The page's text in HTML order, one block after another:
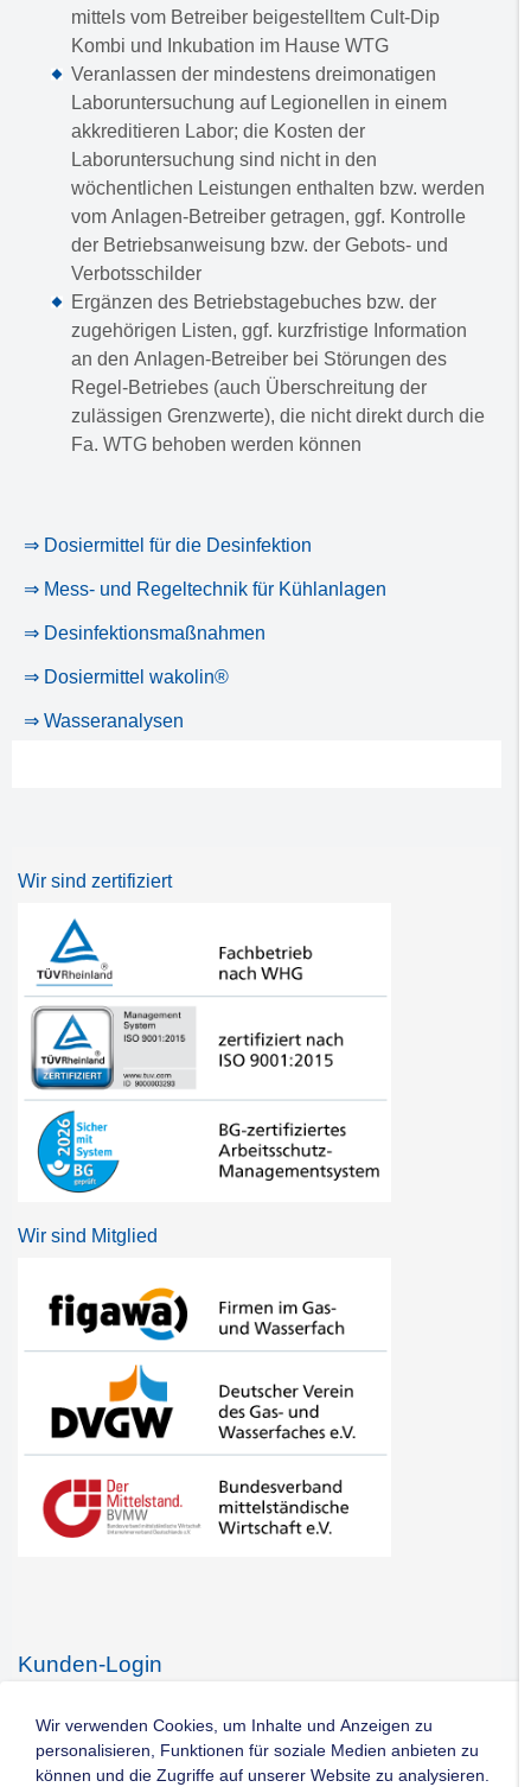
mittels vom Betreiber beigestelltem Cult-Dip
Kombi und Inkubation im Hause WTG
Veranlassen der mindestens dreimonatigen
Laboruntersuchung auf Legionellen in einem
akkreditieren Labor; die Kosten der
Laboruntersuchung sind nicht in den
wöchentlichen Leistungen enthalten bzw. werden
vom Anlagen-Betreiber getragen, ggf. Kontrolle
der Betriebsanweisung bzw. der Gebots- und
Verbotsschilder
Ergänzen des Betriebstagebuches bzw. der
zugehörigen Listen, ggf. kurzfristige Information
an den Anlagen-Betreiber bei Störungen des
Regel-Betriebes (auch Überschreitung der
zulässigen Grenzwerte), die nicht direkt durch die
Fa. WTG behoben werden können
⇒ Dosiermittel für die Desinfektion
⇒ Mess- und Regeltechnik für Kühlanlagen
⇒ Desinfektionsmaßnahmen
⇒ Dosiermittel wakolin®
⇒ Wasseranalysen
Wir sind zertifiziert
Wir sind Mitglied
Kunden-Login
Kontakt
Wir verwenden Cookies, um Inhalte und Anzeigen zu
personalisieren, Funktionen für soziale Medien anbieten zu
können und die Zugriffe auf unserer Website zu analysieren.